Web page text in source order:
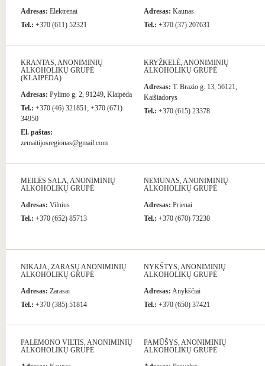
Adresas: Elektrėnai
Tel.: +370 (611) 52321
Adresas: Kaunas
Tel.: +370 (37) 207631
KRANTAS, ANONIMINIŲ
ALKOHOLIKŲ GRUPĖ
(KLAIPĖDA)
Adresas: Pylimo g. 2, 91249, Klaipėda
Tel.: +370 (46) 321851; +370 (671)
34950
El. paštas:
zemaitijosregionas@gmail.com
KRYŽKELĖ, ANONIMINIŲ
ALKOHOLIKŲ GRUPĖ
Adresas: T. Brazio g. 13, 56121,
Kaišiadorys
Tel.: +370 (615) 23378
MEILĖS SALA, ANONIMINIŲ
ALKOHOLIKŲ GRUPĖ
Adresas: Vilnius
Tel.: +370 (652) 85713
NEMUNAS, ANONIMINIŲ
ALKOHOLIKŲ GRUPĖ
Adresas: Prienai
Tel.: +370 (670) 73230
NIKAJA, ZARASŲ ANONIMINIŲ
ALKOHOLIKŲ GRUPĖ
Adresas: Zarasai
Tel.: +370 (385) 51814
NYKŠTYS, ANONIMINIŲ
ALKOHOLIKŲ GRUPĖ
Adresas: Anykščiai
Tel.: +370 (650) 37421
PALEMONO VILTIS, ANONIMINIŲ
ALKOHOLIKŲ GRUPĖ
PAMŪŠYS, ANONIMINIŲ
ALKOHOLIKŲ GRUPĖ